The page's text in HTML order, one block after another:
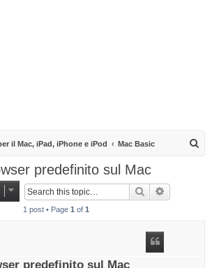
il Mac, iPad, iPhone e iPod Mac Basic
predefinito sul Mac
Search
1 post • Page 1 of 1
predefinito sul Mac